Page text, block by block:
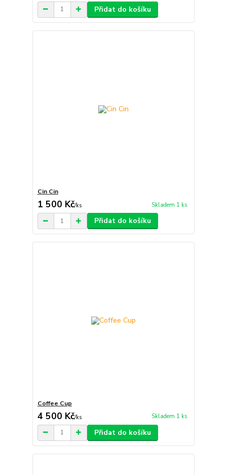
Přidat do košíku
Cin Cin
1 500 Kč/ks Skladem 1 ks
Přidat do košíku
Coffee Cup
4 500 Kč/ks Skladem 1 ks
Přidat do košíku